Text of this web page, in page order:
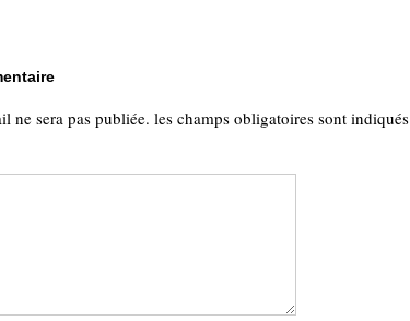
ne sera pas publiée. les champs obligatoires sont indiqués